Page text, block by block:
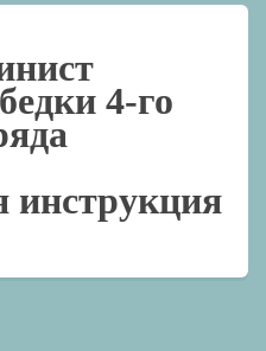
4-го
инструкция